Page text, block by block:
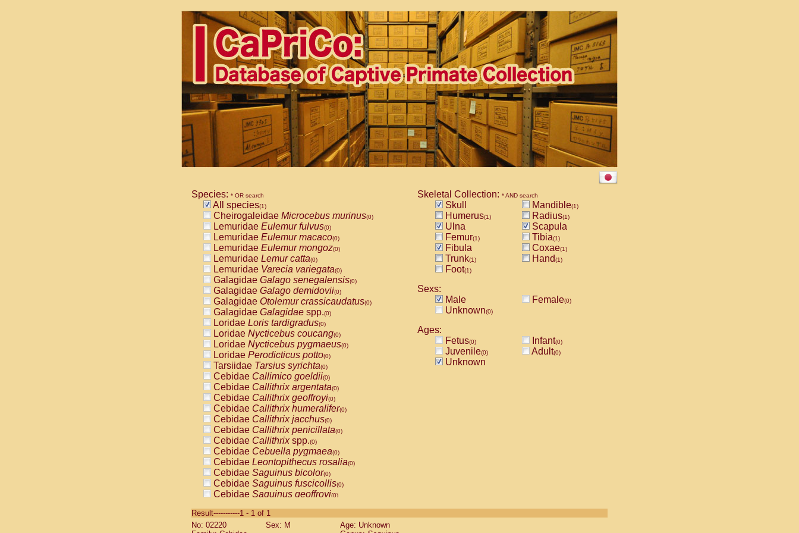
Species: * OR search
All species(1)
Cheirogaleidae Microcebus murinus(0)
Lemuridae Eulemur fulvus(0)
Lemuridae Eulemur macaco(0)
Lemuridae Eulemur mongoz(0)
Lemuridae Lemur catta(0)
Lemuridae Varecia variegata(0)
Galagidae Galago senegalensis(0)
Galagidae Galago demidovii(0)
Galagidae Otolemur crassicaudatus(0)
Galagidae Galagidae spp.(0)
Loridae Loris tardigradus(0)
Loridae Nycticebus coucang(0)
Loridae Nycticebus pygmaeus(0)
Loridae Perodicticus potto(0)
Tarsiidae Tarsius syrichta(0)
Cebidae Callimico goeldii(0)
Cebidae Callithrix argentata(0)
Cebidae Callithrix geoffroyi(0)
Cebidae Callithrix humeralifer(0)
Cebidae Callithrix jacchus(0)
Cebidae Callithrix penicillata(0)
Cebidae Callithrixspp.(0)
Cebidae Cebuella pygmaea(0)
Cebidae Leontopithecus rosalia(0)
Cebidae Saguinus bicolor(0)
Cebidae Saguinus fuscicollis(0)
Cebidae Saguinus geoffroyi(0)
CebidaeSaguinus labiatus(0)
Cebidae Saguinus leucopus (0)
Skeletal Collection: * AND search
Skull Mandible(1)
Humerus(1) Radius(1)
Ulna
Scapula
Femur(1) Tibia(1)
Fibula Coxae(1)
Trunk(1) Hand(1)
Foot(1)
Sexs:
Male
Female(0)
Unknown(0)
Ages:
Fetus(0) Infant(0)
Juvenile(0) Adult(0)
Unknown
Result-----------1 - 1 of 1
No: 02220
Sex: M
Age: Unknown